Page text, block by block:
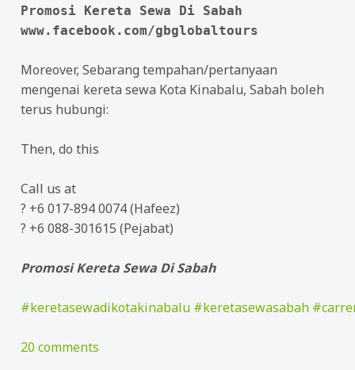
Promosi Kereta Sewa Di Sabah
www.facebook.com/gbglobaltours
Moreover, Sebarang tempahan/pertanyaan
mengenai kereta sewa Kota Kinabalu, Sabah boleh
terus hubungi:
Then, do this
Call us at
? +6 017-894 0074 (Hafeez)
? +6 088-301615 (Pejabat)
Promosi Kereta Sewa Di Sabah
#keretasewadikotakinabalu #keretasewasabah #
20 comments